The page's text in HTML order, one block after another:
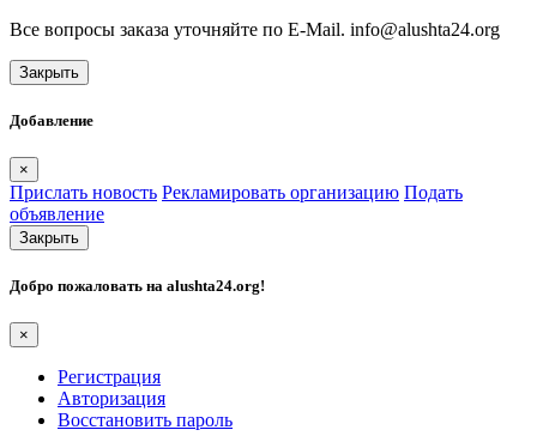
Все вопросы заказа уточняйте по E-Mail. info@alushta24.org
Закрыть
Добавление
×
Прислать новость Рекламировать организацию Подать
объявление
Закрыть
Добро пожаловать на alushta24.org!
×
Регистрация
Авторизация
Восстановить пароль